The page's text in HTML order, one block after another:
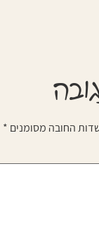
החובה מסומנים *